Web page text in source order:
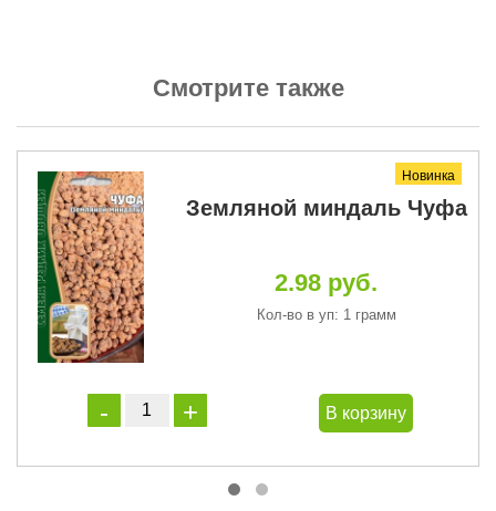
Смотрите также
Новинка
Земляной миндаль Чуфа
2.98 руб.
Кол-во в уп: 1 грамм
В корзину